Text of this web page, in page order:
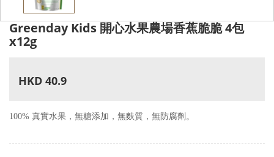
Greenday Kids 開心水果農場香蕉脆脆 4包
x12g
HKD 40.9
100% 真實水果，無糖添加，無麩質，無防腐劑。